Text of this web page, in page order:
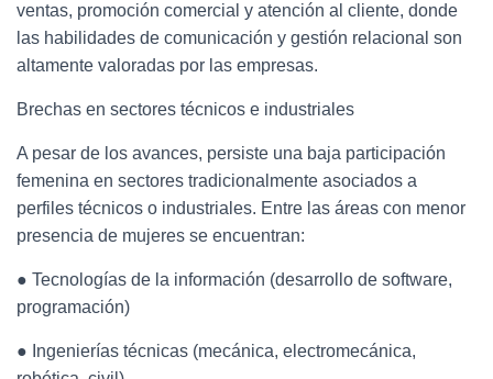
ventas, promoción comercial y atención al cliente, donde
las habilidades de comunicación y gestión relacional son
altamente valoradas por las empresas.
Brechas en sectores técnicos e industriales
A pesar de los avances, persiste una baja participación
femenina en sectores tradicionalmente asociados a
perfiles técnicos o industriales. Entre las áreas con menor
presencia de mujeres se encuentran:
● Tecnologías de la información (desarrollo de software,
programación)
● Ingenierías técnicas (mecánica, electromecánica,